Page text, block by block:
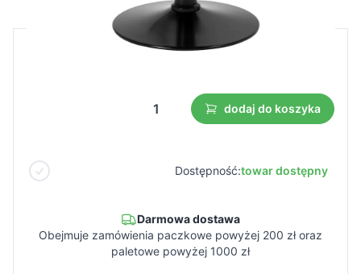
Cena B2B Cena detaliczna
dodaj do koszyka
Dostępność:towar dostępny
Darmowa dostawa
Obejmuje zamówienia paczkowe powyżej 200 zł oraz
paletowe powyżej 1000 zł